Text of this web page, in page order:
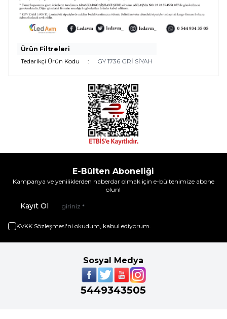
Ürün Filtreleri
Tedarikçi Ürün Kodu
: GY 1736 GRİ SİYAH
E-Bülten Aboneliği
Kampanya ve yeniliklerden haberdar olmak için e-bültenimize abone
olun!
Kayıt Ol
KVKK Sözleşmesi'ni okudum, kabul ediyorum.
Sosyal Medya
5449343505